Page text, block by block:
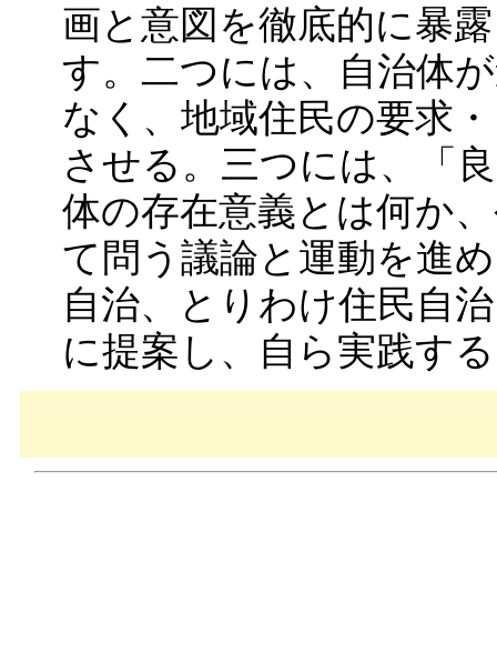
画と意図を徹底的に暴
す。二つには、自治体
なく、地域住民の要求
させる。三つには、「
体の存在意義とは何か
て問う議論と運動を進
自治、とりわけ住民自
に提案し、自ら実践す